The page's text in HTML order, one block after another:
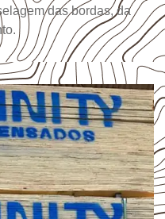
das bordas, da